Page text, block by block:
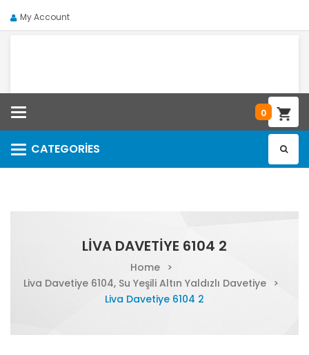
My Account
0
CATEGORIES
Categories
LIVA DAVETIYE 6104 2
Home
>
Liva Davetiye 6104, Su Yeşili Altın Yaldızlı Davetiye >
Liva Davetiye 6104 2